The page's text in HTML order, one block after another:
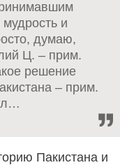
и
думаю,
Ц. – прим.
решение
– прим.
Пакистана и